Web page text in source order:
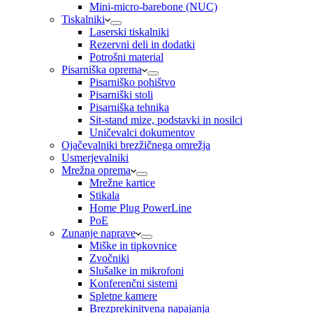
Mini-micro-barebone (NUC)
Tiskalniki
Laserski tiskalniki
Rezervni deli in dodatki
Potrošni material
Pisarniška oprema
Pisarniško pohištvo
Pisarniški stoli
Pisarniška tehnika
Sit-stand mize, podstavki in nosilci
Uničevalci dokumentov
Ojačevalniki brezžičnega omrežja
Usmerjevalniki
Mrežna oprema
Mrežne kartice
Stikala
Home Plug PowerLine
PoE
Zunanje naprave
Miške in tipkovnice
Zvočniki
Slušalke in mikrofoni
Konferenčni sistemi
Spletne kamere
Brezprekinitvena napajanja